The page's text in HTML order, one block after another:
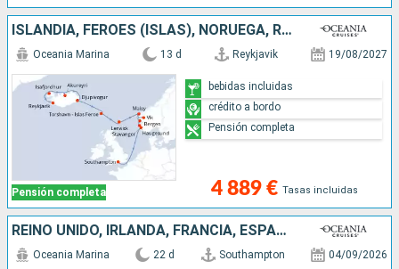
ISLANDIA, FÉROES (ISLAS), NORUEGA, REINO UNIDO
Pensión completa
Oceania Marina 13 d Reykjavik 19/08/2027
4 889 € Tasas incluidas
bebidas incluidas
crédito a bordo
Pensión completa
REINO UNIDO, IRLANDA, FRANCIA, ESPAÑA, PORTUGAL
Oceania Marina 22 d Southampton 04/09/2026